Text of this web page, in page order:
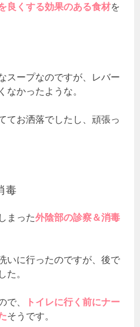
良くする効果のある食材を
スープなのですが、レバー
なかったような。
てお洒落でしたし、頑張っ
毒
まった外陰部の診察＆消毒
いに行ったのですが、後で
た。
で、
トイレに行く前にナー
そうです。